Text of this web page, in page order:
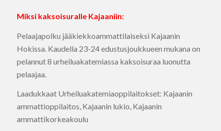
Miksi kaksoisuralle Kajaaniin:
Pelaajapolku jääkiekkoammattilaiseksi Kajaanin
Hokissa. Kaudella 23-24 edustusjoukkueen mukana on
pelannut 8 urheiluakatemiassa kaksoisuraa luonutta
pelaajaa.
Laadukkaat Urheiluakatemiaoppilaitokset: Kajaanin
ammattioppilaitos, Kajaanin lukio, Kajaanin
ammattikorkeakoulu